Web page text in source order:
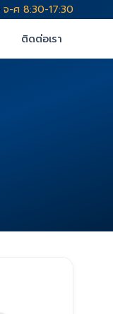
จ-ศ 8:30-17:30
ติดต่อเรา